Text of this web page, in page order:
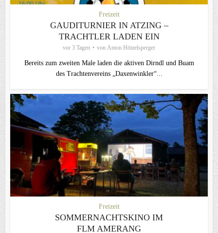
Freizeit
GAUDITURNIER IN ATZING –
TRACHTLER LADEN EIN
vor 3 Tagen von Anton Hötzelsperger
Bereits zum zweiten Male laden die aktiven Dirndl und Buam
des Trachtenvereins „Daxenwinkler“...
Freizeit
SOMMERNACHTSKINO IM
FLM AMERANG